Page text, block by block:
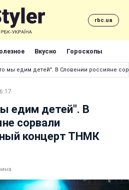
rbc.ua
Вкусно Гороскопы
мы едим детей". В Словении россияне
едим детей". В
сорвали
концерт ТНМК